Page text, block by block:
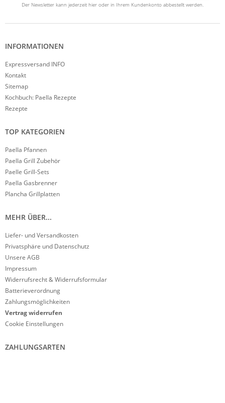
Der Newsletter kann jederzeit hier oder in Ihrem Kundenkonto abbestellt werden.
INFORMATIONEN
Expressversand INFO
Kontakt
Sitemap
Kochbuch: Paella Rezepte
Rezepte
TOP KATEGORIEN
Paella Pfannen
Paella Grill Zubehör
Paelle Grill-Sets
Paella Gasbrenner
Plancha Grillplatten
MEHR ÜBER...
Liefer- und Versandkosten
Privatsphäre und Datenschutz
Unsere AGB
Impressum
Widerrufsrecht & Widerrufsformular
Batterieverordnung
Zahlungsmöglichkeiten
Vertrag widerrufen
Cookie Einstellungen
ZAHLUNGSARTEN